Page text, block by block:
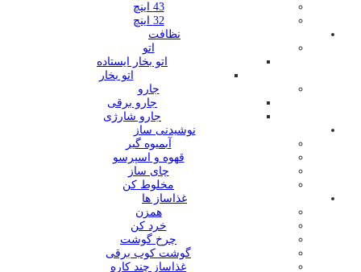
43 اینچ
32 اینچ
نظافت
اتو
اتو بخار ایستاده
اتو بخار
جارو
جارو برقی
جارو شارژی
نوشیدنی ساز
آبمیوه گیر
قهوه و اسپرسو
چای ساز
مخلوط کن
غذاساز ها
همزن
خرد کن
چرخ گوشت
گوشت کوب برقی
غذاساز چند کاره